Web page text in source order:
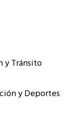
y Tránsito
y Deportes